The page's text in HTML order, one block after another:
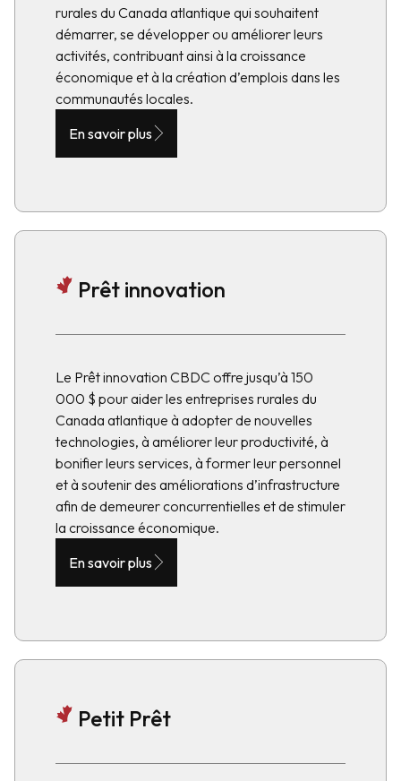
rurales du Canada atlantique qui souhaitent
démarrer, se développer ou améliorer leurs
activités, contribuant ainsi à la croissance
économique et à la création d’emplois dans les
communautés locales.
En savoir plus
Prêt innovation
Le Prêt innovation CBDC offre jusqu’à 150
000 $ pour aider les entreprises rurales du
Canada atlantique à adopter de nouvelles
technologies, à améliorer leur productivité, à
bonifier leurs services, à former leur personnel
et à soutenir des améliorations d’infrastructure
afin de demeurer concurrentielles et de stimuler
la croissance économique.
En savoir plus
Petit Prêt